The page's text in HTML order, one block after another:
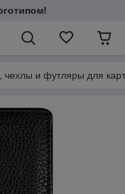
чехлы и футляры для карт